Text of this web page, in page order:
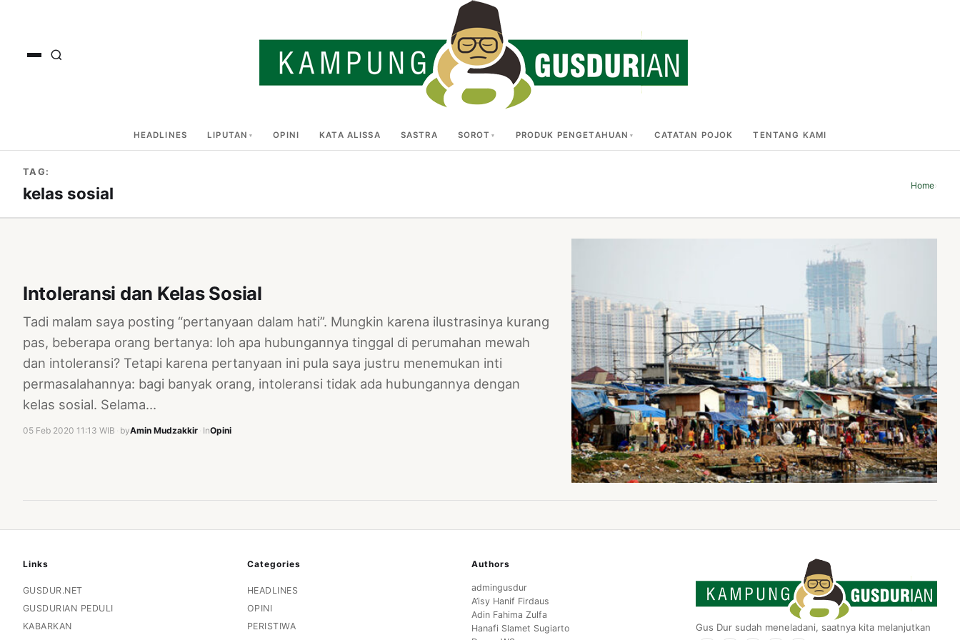
HEADLINES LIPUTAN OPINI KATA ALISSA SASTRA SOROT PRODUK PENGETAHUAN CATATAN POJOK TENTANG KAMI
TAG:
kelas sosial Home›
Intoleransi dan Kelas Sosial
Tadi malam saya posting “pertanyaan dalam hati”. Mungkin karena ilustrasinya kurang
pas, beberapa orang bertanya: loh apa hubungannya tinggal di perumahan mewah
dan intoleransi? Tetapi karena pertanyaan ini pula saya justru menemukan inti
permasalahannya: bagi banyak orang, intoleransi tidak ada hubungannya dengan
kelas sosial. Selama…
05 Feb 2020 11:13 WIB byAmin Mudzakkir InOpini
Links
GUSDUR.NET
GUSDURIAN PEDULI
KABARKAN
Categories
HEADLINES
OPINI
PERISTIWA
Authors
admingusdur
A’isy Hanif Firdaus
Adin Fahima Zulfa
Hanafi Slamet Sugiarto
Gus Dur sudah meneladani, saatnya kita melanjutkan